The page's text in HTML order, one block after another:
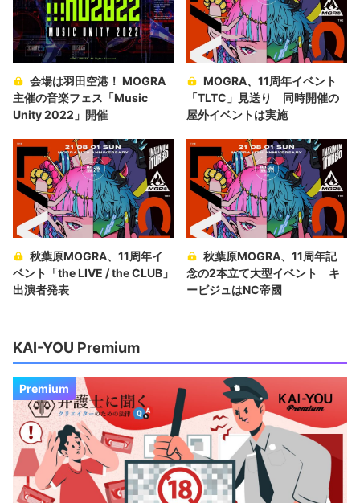
会場は羽田空港！ MOGRA
主催の音楽フェス「Music
Unity 2022」開催
MOGRA、11周年イベント
「TLTC」見送り 同時開催の
屋外イベントは実施
秋葉原MOGRA、11周年イ
ベント「the LIVE / the CLUB」
出演者発表
秋葉原MOGRA、11周年記
念の2本立て大型イベント キ
ービジュはNC帝國
KAI-YOU Premium
Premium